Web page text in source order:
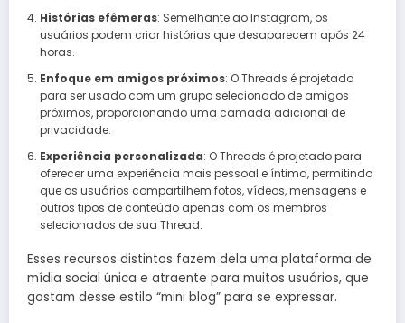
Histórias efêmeras: Semelhante ao Instagram, os
usuários podem criar histórias que desaparecem após 24
horas.
Enfoque em amigos próximos: O Threads é projetado
para ser usado com um grupo selecionado de amigos
próximos, proporcionando uma camada adicional de
privacidade.
Experiência personalizada: O Threads é projetado para
oferecer uma experiência mais pessoal e íntima, permitindo
que os usuários compartilhem fotos, vídeos, mensagens e
outros tipos de conteúdo apenas com os membros
selecionados de sua Thread.
Esses recursos distintos fazem dela uma plataforma de
mídia social única e atraente para muitos usuários, que
gostam desse estilo “mini blog” para se expressar.